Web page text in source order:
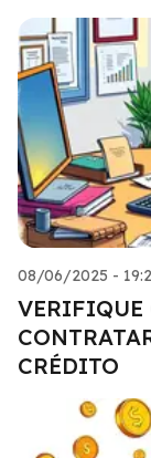
08/06/2025 -
VERIFIQUE
CRÉDITO